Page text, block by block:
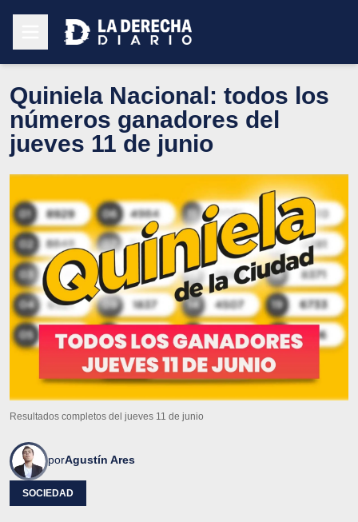
Quiniela Nacional: todos los
números ganadores del
jueves 11 de junio
Resultados completos del jueves 11 de junio
porAgustín Ares
SOCIEDAD